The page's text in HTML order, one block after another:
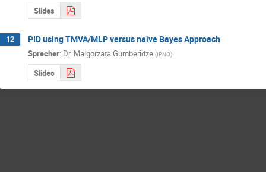
Slides
12 PID using TMVA/MLP versus naive Bayes Approach
Sprecher: Dr. Malgorzata Gumberidze (IPNO)
Slides